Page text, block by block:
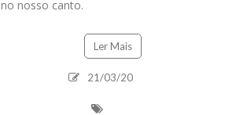
no nosso canto.
Ler Mais
21/03/20